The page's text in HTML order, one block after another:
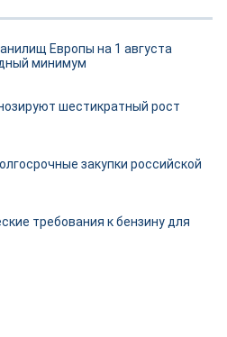
Европы на 1 августа
минимум
шестикратный рост
закупки российской
требования к бензину для